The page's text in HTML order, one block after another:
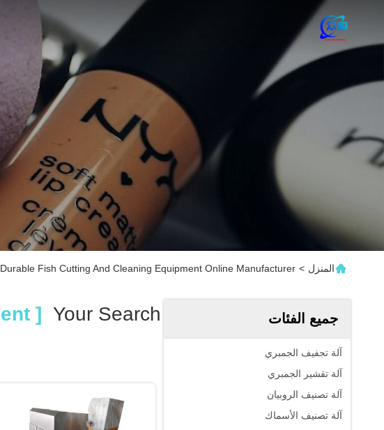
المنزل >
Durable Fish Cutting And Cleaning Equipment Online Manufacturer
جميع الفئات
آلة تجفيف الجمبري
آلة تقشير الجمبري
آلة تصنيف الروبيان
آلة تصنيف الأسماك
Your Search
[ Durable Fish Cutting And Cleaning Equipment ]